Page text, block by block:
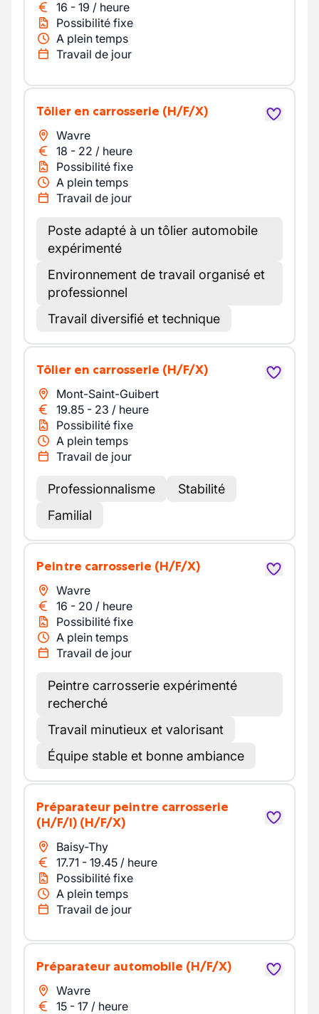
16 - 19 / heure
Possibilité fixe
A plein temps
Travail de jour
Tôlier en carrosserie (H/F/X)
Wavre
18 - 22 / heure
Possibilité fixe
A plein temps
Travail de jour
Poste adapté à un tôlier automobile
expérimenté
Environnement de travail organisé et
professionnel
Travail diversifié et technique
Tôlier en carrosserie (H/F/X)
Mont-Saint-Guibert
19.85 - 23 / heure
Possibilité fixe
A plein temps
Travail de jour
Professionnalisme
Stabilité
Familial
Peintre carrosserie (H/F/X)
Wavre
16 - 20 / heure
Possibilité fixe
A plein temps
Travail de jour
Peintre carrosserie expérimenté
recherché
Travail minutieux et valorisant
Équipe stable et bonne ambiance
préparateur peintre carrosserie
(H/F/I) (H/F/X)
Baisy-Thy
17.71 - 19.45 / heure
Possibilité fixe
A plein temps
Travail de jour
Préparateur automobile (H/F/X)
Wavre
15 - 17 / heure